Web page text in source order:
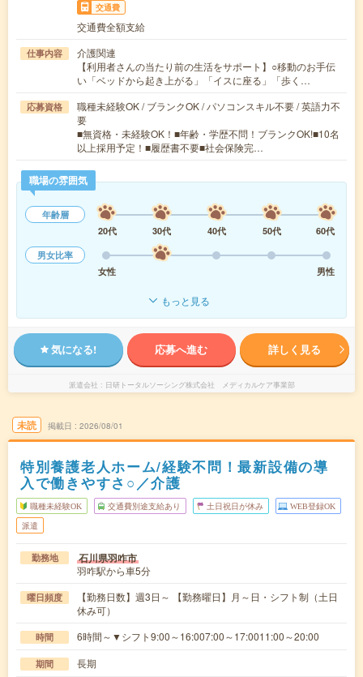
交通費
交通費全額支給
仕事内容
介護関連
【利用者さんの当たり前の生活をサポート】○移動のお手伝
い「ベッドから起き上がる」「イスに座る」「歩く…
応募資格
職種未経験OK / ブランクOK / パソコンスキル不要 / 英語力不
要
■無資格・未経験OK！■年齢・学歴不問！ブランクOK!■10名
以上採用予定！■履歴書不要■社会保険完…
職場の雰囲気
年齢層
20代
30代 40代 50代
60代
男女比率
女性
男性
もっと見る
気になる! 応募へ進む 詳しく見る
派遣会社 日研トータルソーシング株式会社 メディカルケア事業部
未読 掲載日 2026/08/01
特別養護老人ホーム/経験不問！最新設備の導
入で働きやすさ○／介護
職種未経験OK 交通費別途支給あり 土日祝日が休み WEB登録OK
派遣
勤務地 石川県羽咋市
羽咋駅から車5分
曜日頻度
【勤務日数】週3日～ 【勤務曜日】月～日・シフト制（土日
休み可）
時間 6時間～▼シフト9:00～16:007:00～17:0011:00～20:00
期間 長期